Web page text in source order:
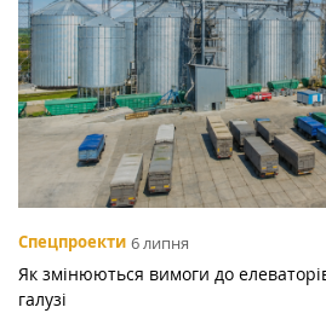
Спецпроекти 6 липня
Як змінюються вимоги до
галузі